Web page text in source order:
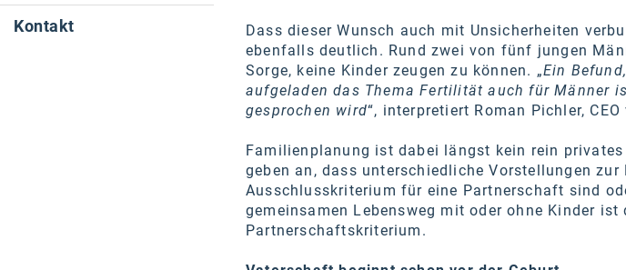
Kontakt
Dass dieser Wunsch auch mit Unsicherheiten
ebenfalls deutlich. Rund zwei von fünf jungen
Sorge, keine Kinder zeugen zu können. „Ein
aufgeladen das Thema Fertilität auch für Männer
gesprochen wird“, interpretiert Roman Pichler,
Familienplanung ist dabei längst kein rein privates
geben an, dass unterschiedliche Vorstellungen
Ausschlusskriterium für eine Partnerschaft sind
gemeinsamen Lebensweg mit oder ohne Kinder ist
Partnerschaftskriterium.